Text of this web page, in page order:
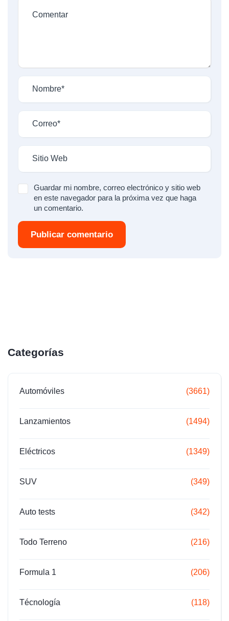
Guardar mi nombre, correo electrónico y sitio web
en este navegador para la próxima vez que haga
un comentario.
Publicar comentario
Categorías
Automóviles (3661)
Lanzamientos (1494)
Eléctricos (1349)
SUV (349)
Auto tests (342)
Todo Terreno (216)
Formula 1 (206)
Técnología (118)